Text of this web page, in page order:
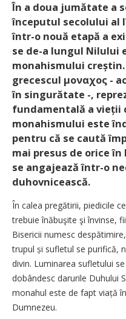
În a doua jumătate a
începutul secolului al
într-o nouă etapă a
se de-a lungul Nilului
monahismului
grecescul μοναχος -
în singurătate -,
fundamentală a vieții
monahismului este
pentru că se caută
mai presus de orice
se angajează într-o
duhovnicească.
În calea pregătirii, piedicile
trebuie înăbuşite şi învinse,
Bisericii numesc
trupul și sufletul se purifică,
divin. Luminarea sufletului
dobândesc darurile Duhului
monahul este de fapt viață
Dumnezeu.